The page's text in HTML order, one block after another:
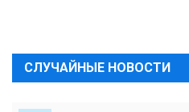
СЛУЧАЙНЫЕ НОВОСТИ